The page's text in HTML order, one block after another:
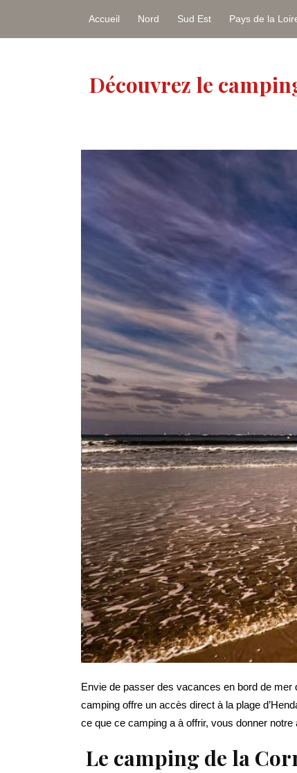
Accueil Nord Sud Est Pays de la
Découvrez le
Envie de passer des vacances en bord de mer
camping offre un accès direct à la plage
ce que ce camping a à offrir, vous donner
Le camping de la